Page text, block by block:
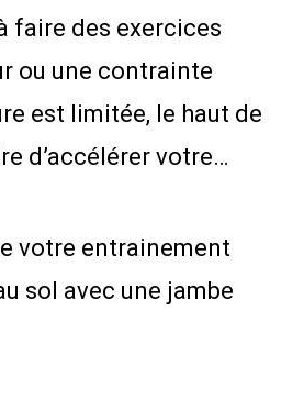
faire des exercices
ou une contrainte
est limitée, le haut de
d’accélérer votre
votre entrainement
sol avec une jambe